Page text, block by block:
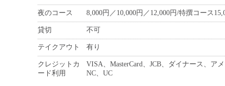
夜のコース 8,000円／10,000円／12,000円/特撰コース
貸切 不可
テイクアウト 有り
クレジットカ
ード利用
VISA、MasterCard、JCB、ダイナース、ア
NC、UC